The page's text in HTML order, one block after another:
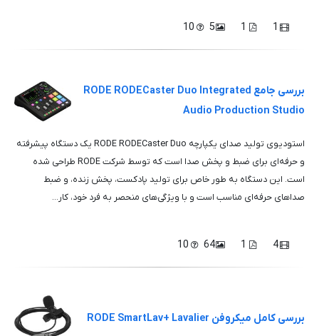
1
1
5
10
بررسی جامع RODE RODECaster Duo Integrated
Audio Production Studio
استودیوی تولید صدای یکپارچه RODE RODECaster Duo یک دستگاه پیشرفته
و حرفه‌ای برای ضبط و پخش صدا است که توسط شرکت RODE طراحی شده
است. این دستگاه به طور خاص برای تولید پادکست، پخش زنده، و ضبط
صداهای حرفه‌ای مناسب است و با ویژگی‌های منحصر به فرد خود، کار...
4
1
64
10
بررسی کامل میکروفن RODE SmartLav+ Lavalier